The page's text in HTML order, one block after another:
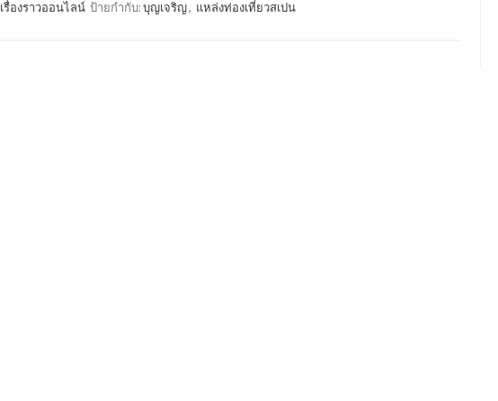
เรื่องราวออนไลน์ ป้ายกำกับ: บุญเจริญ, แหล่งท่องเที่ยวสเปน